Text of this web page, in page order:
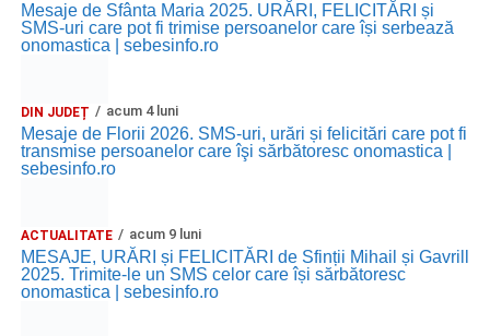
Mesaje de Sfânta Maria 2025. URĂRI, FELICITĂRI și
SMS-uri care pot fi trimise persoanelor care își serbează
onomastica | sebesinfo.ro
DIN JUDEȚ acum 4 luni
Mesaje de Florii 2026. SMS-uri, urări și felicitări care pot fi
transmise persoanelor care îşi sărbătoresc onomastica |
sebesinfo.ro
ACTUALITATE acum 9 luni
MESAJE, URĂRI și FELICITĂRI de Sfinții Mihail și Gavrill
2025. Trimite-le un SMS celor care își sărbătoresc
onomastica | sebesinfo.ro